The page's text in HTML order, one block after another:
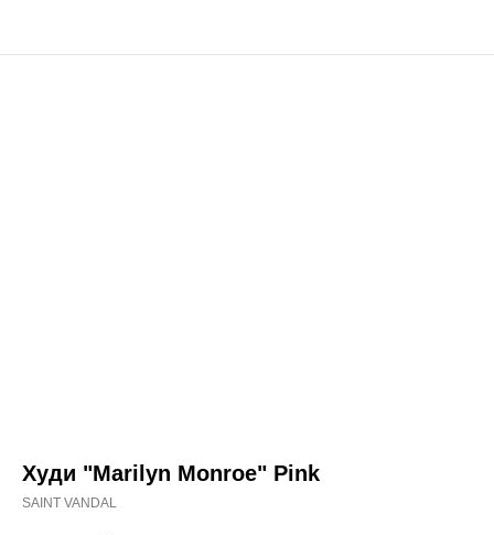
Худи "Marilyn Monroe" Pink
SAINT VANDAL